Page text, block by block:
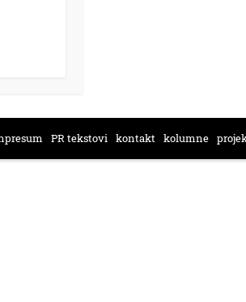
PR tekstovi kontakt kolumne